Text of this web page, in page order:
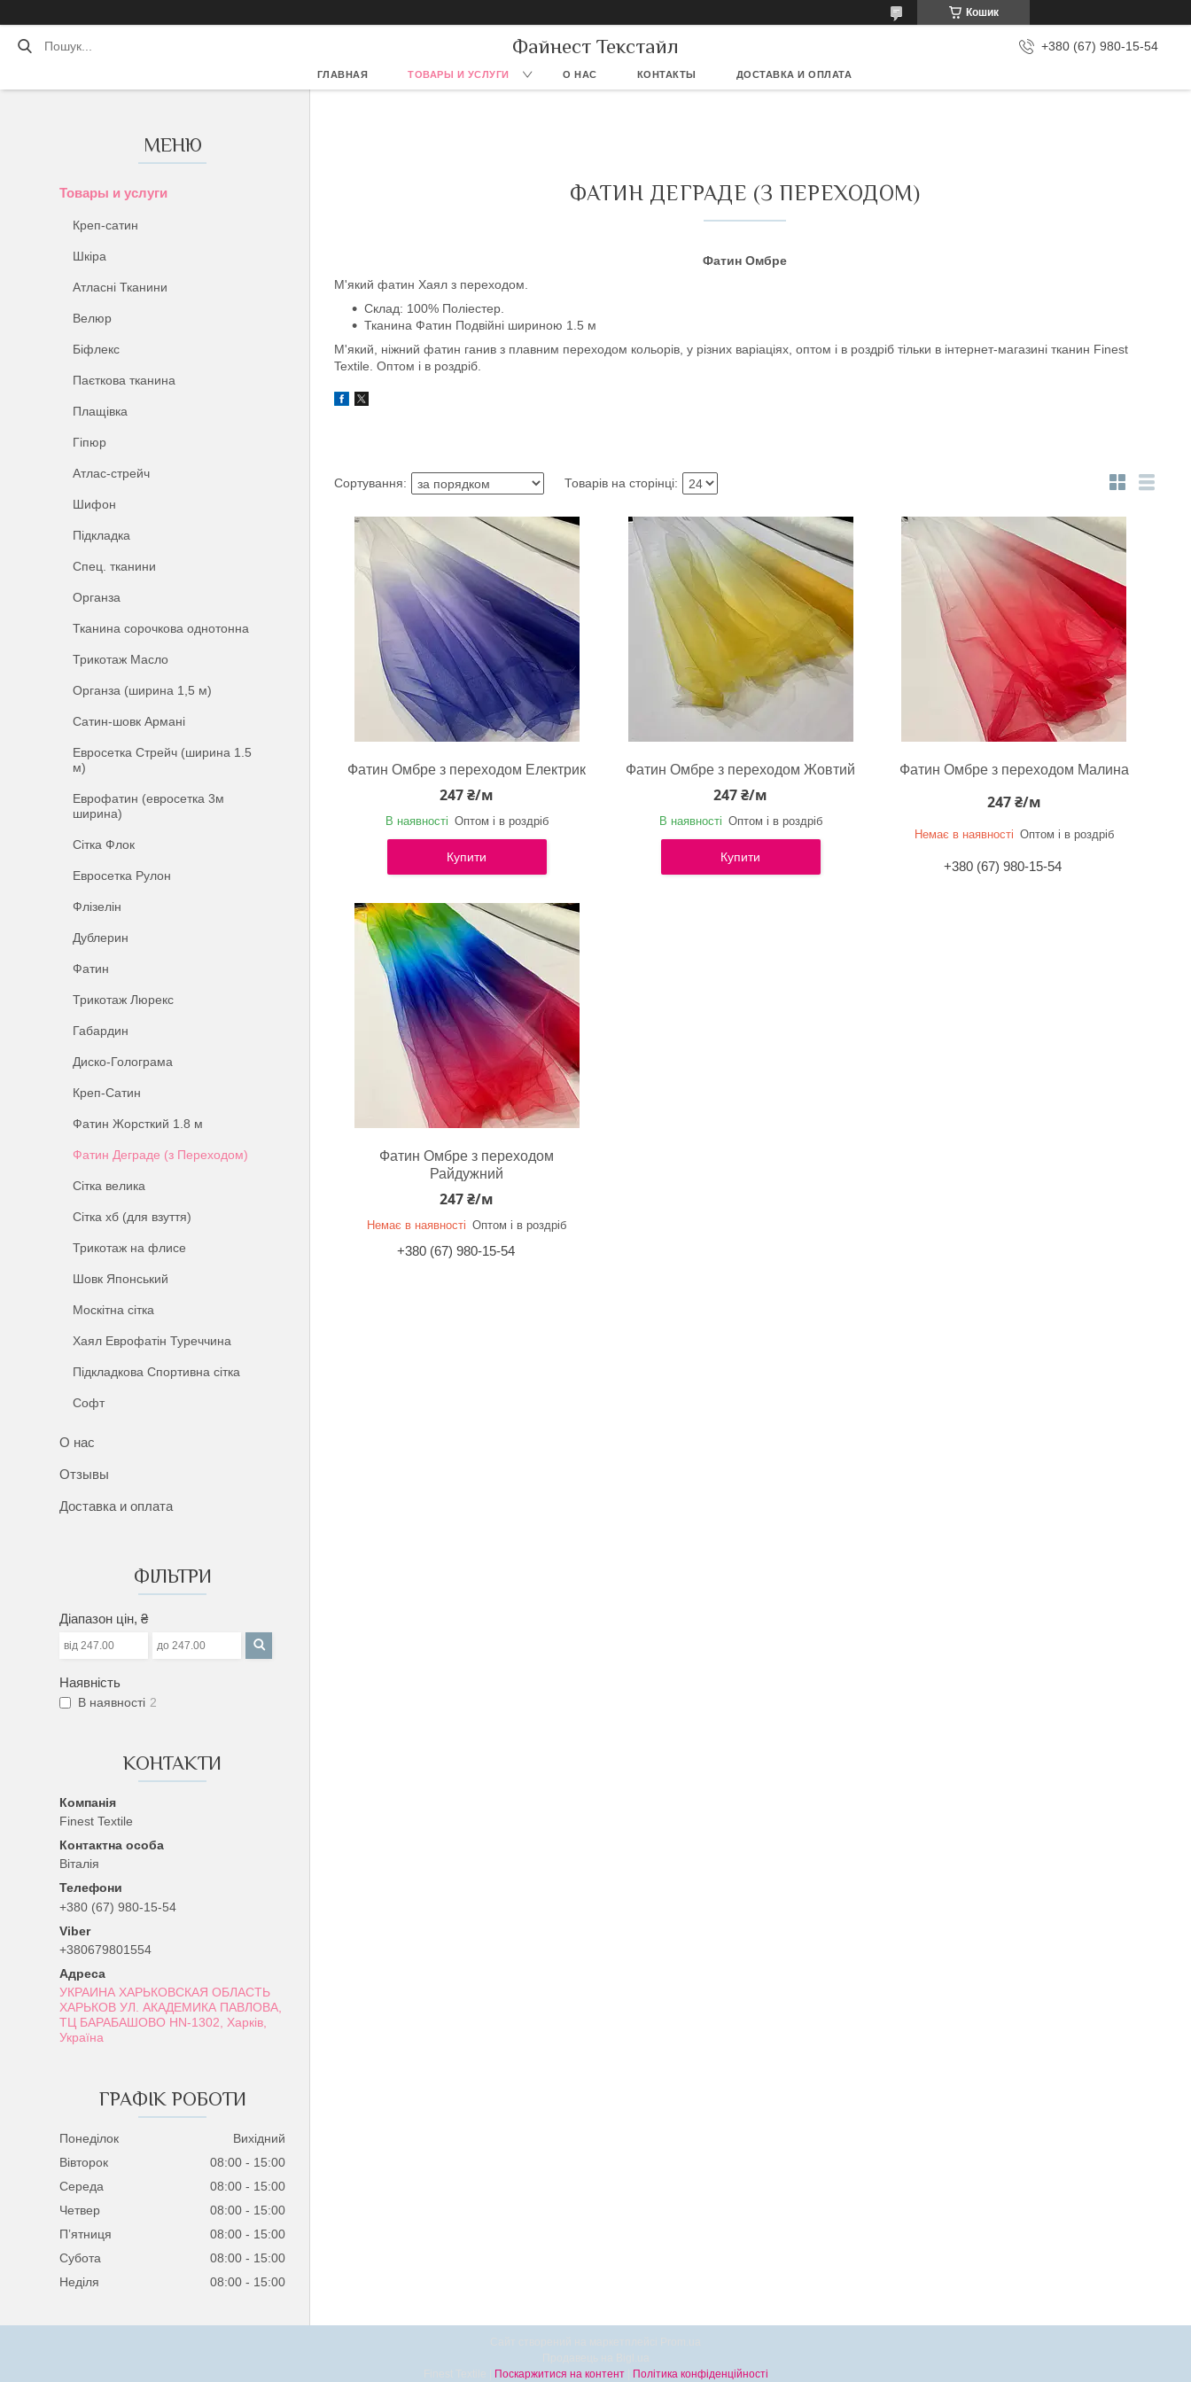
Кошик
Файнест Текстайл +380 (67) 980-15-54
ГЛАВНАЯ ТОВАРЫ И УСЛУГИ О НАС КОНТАКТЫ ДОСТАВКА И ОПЛАТА
Товары и услуги
Креп-сатин
Шкіра
Атласні Тканини
Велюр
Біфлекс
Паєткова тканина
Плащівка
Гіпюр
Атлас-стрейч
Шифон
Підкладка
Спец. тканини
Органза
Тканина сорочкова однотонна
Трикотаж Масло
Органза (ширина 1,5 м)
Сатин-шовк Армані
Евросетка Стрейч (ширина 1.5
м)
Еврофатин (евросетка 3м
ширина)
Сітка Флок
Евросетка Рулон
Флізелін
Дублерин
Фатин
Трикотаж Люрекс
Габардин
Диско-Голограма
Креп-Сатин
Фатин Жорсткий 1.8 м
Фатин Деграде (з Переходом)
Сітка велика
Сітка хб (для взуття)
Трикотаж на флисе
Шовк Японський
Москітна сітка
Хаял Еврофатін Туреччина
Підкладкова Спортивна сітка
Софт
О нас
Отзывы
Доставка и оплата
ФІЛЬТРИ
Діапазон цін, ₴
Наявність
В наявності 2
КОНТАКТИ
Finest Textile
Віталія
+380 (67) 980-15-54
+380679801554
УКРАИНА ХАРЬКОВСКАЯ ОБЛАСТЬ
ХАРЬКОВ УЛ. АКАДЕМИКА ПАВЛОВА,
ТЦ БАРАБАШОВО HN-1302, Харків,
Україна
ГРАФІК РОБОТИ
Понеділок
Вихідний
Вівторок
08:00
15:00
Середа
08:00
15:00
Четвер
08:00
15:00
Пʼятниця
08:00
15:00
Субота
08:00
15:00
Неділя
08:00 15:00
ФАТИН ДЕГРАДЕ (З ПЕРЕХОДОМ)
Фатин Омбре
М'який фатин Хаял з переходом.
Склад: 100% Поліестер.
Тканина Фатин Подвійні шириною 1.5 м
М'який, ніжний фатин ганив з плавним переходом кольорів, у різних варіаціях, оптом і в роздріб тільки в інтернет-магазині тканин Finest
Textile. Оптом і в роздріб.
Фатин Омбре з переходом Електрик
247 ₴/м
В наявності Оптом і в роздріб
Купити
Фатин Омбре з переходом Жовтий
247 ₴/м
В наявності Оптом і в роздріб
Купити
Фатин Омбре з переходом Малина
247 ₴/м
Немає в наявності Оптом і в роздріб
+380 (67) 980-15-54
Фатин Омбре з переходом
Райдужний
247 ₴/м
Немає в наявності Оптом і в роздріб
+380 (67) 980-15-54
Поскаржитися на контент Політика конфіденційності